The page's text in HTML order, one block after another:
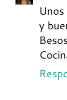
y